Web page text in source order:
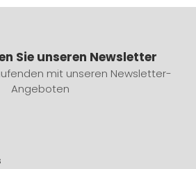
Sie unseren Newsletter
mit unseren Newsletter-
Angeboten